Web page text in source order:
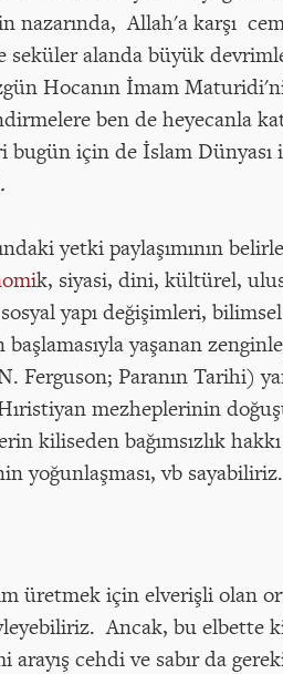
nazarında, Allah'a karşı
alanda büyük
Hocanın İmam
ben de heyecanla
için de İslam Dünyası
yetki paylaşımının
k, siyasi, dini, kültürel,
yapı değişimleri,
yaşanan
Paranın Tarihi)
mezheplerinin
kiliseden bağımsızlık
yoğunlaşması, vb sayabiliriz.
üretmek için elverişli olan
Ancak, bu elbette
cehdi ve sabır da